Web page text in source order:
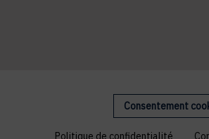
Consentement
Politique de confidentialité